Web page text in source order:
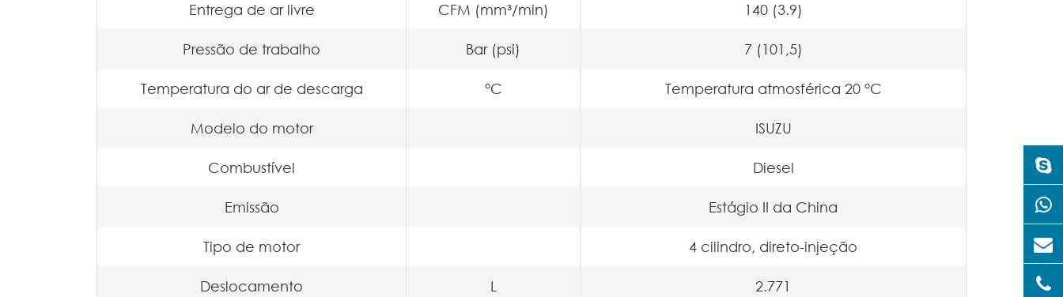
Entrega de ar livre CFM (mm³/min) 140 (3.9)
Pressão de trabalho Bar (psi) 7 (101,5)
Temperatura do ar de descarga °C Temperatura atmosférica 20 °C
Modelo do motor ISUZU
Combustível Diesel
Emissão Estágio II da China
Tipo de motor 4 cilindro, direto-injeção
Deslocamento L 2.771